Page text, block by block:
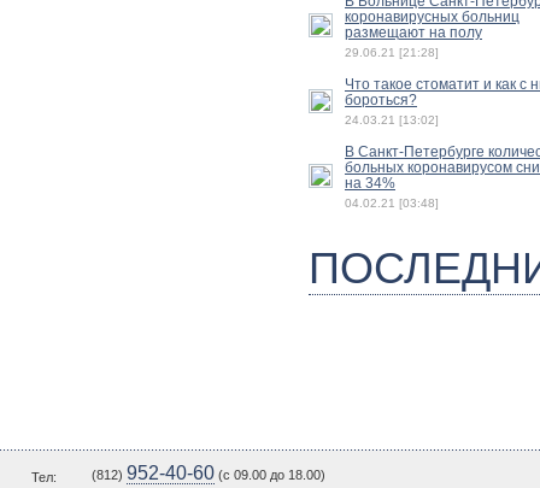
коронавирусных больниц
размещают на полу
29.06.21 [21:28]
Что такое стоматит и как с
бороться?
24.03.21 [13:02]
В Санкт-Петербурге
больных коронавирусом
на 34%
04.02.21 [03:48]
Тел: (812) 952-40-60 (c 09.00 до 18.00)